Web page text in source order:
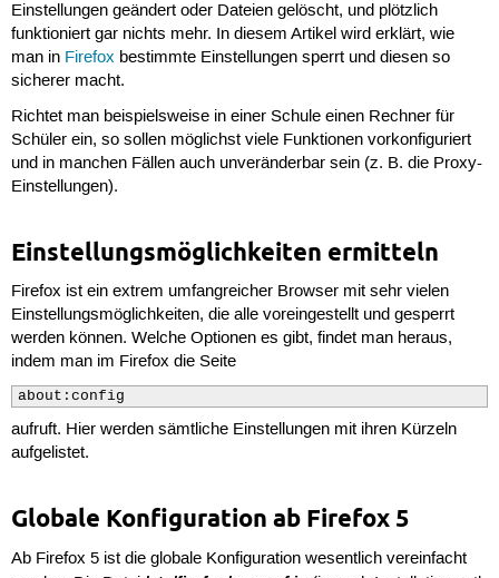
Einstellungen geändert oder Dateien gelöscht, und plötzlich
funktioniert gar nichts mehr. In diesem Artikel wird erklärt, wie
man in Firefox bestimmte Einstellungen sperrt und diesen so
sicherer macht.
Richtet man beispielsweise in einer Schule einen Rechner für
Schüler ein, so sollen möglichst viele Funktionen vorkonfiguriert
und in manchen Fällen auch unveränderbar sein (z. B. die Proxy-
Einstellungen).
Einstellungsmöglichkeiten ermitteln
Firefox ist ein extrem umfangreicher Browser mit sehr vielen
Einstellungsmöglichkeiten, die alle voreingestellt und gesperrt
werden können. Welche Optionen es gibt, findet man heraus,
indem man im Firefox die Seite
about:config
aufruft. Hier werden sämtliche Einstellungen mit ihren Kürzeln
aufgelistet.
Globale Konfiguration ab Firefox 5
Ab Firefox 5 ist die globale Konfiguration wesentlich vereinfacht